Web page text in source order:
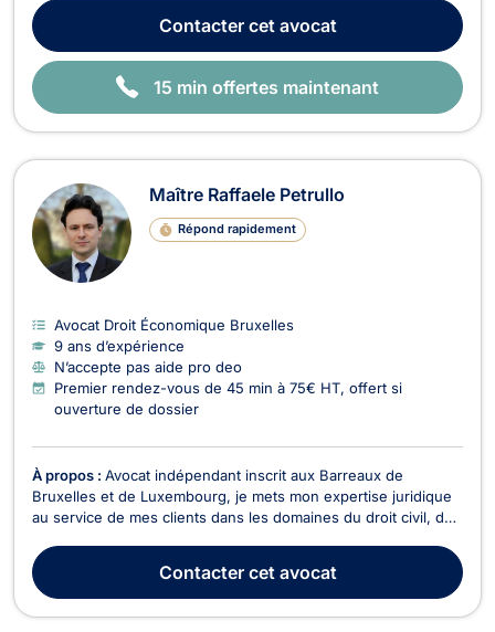
la structuration, le développement et la protection de leurs
activités. Je conseille et as...
Contactercet avocat
15 min offertes maintenant
Maître Raffaele Petrullo
Répond rapidement
Avocat Droit Économique Bruxelles
9 ans d’expérience
N’accepte pas aide pro deo
Premier rendez-vous de 45 min à 75€ HT, offert si
ouverture de dossier
À propos : Avocat indépendant inscrit aux Barreaux de
Bruxelles et de Luxembourg, je mets mon expertise juridique
au service de mes clients dans les domaines du droit civil, du
français, anglais et néerlandais, ce qui me permet
d’accompagner efficacement une clientèle dive...
Contactercet avocat